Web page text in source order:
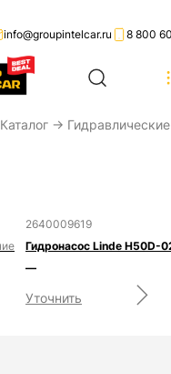
8 800
info@groupintelcar.ru
Каталог →
2640009619
Гидронасос Linde H50D-
—
Уточнить